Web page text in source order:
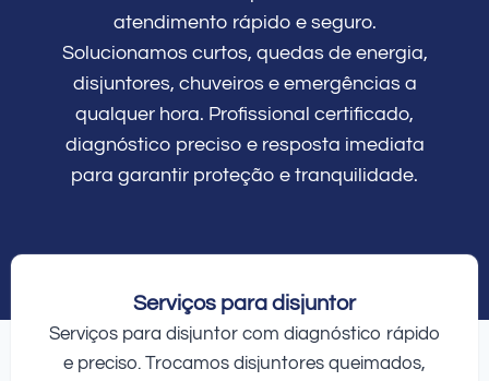
atendimento rápido e seguro.
Solucionamos curtos, quedas de energia,
disjuntores, chuveiros e emergências a
qualquer hora. Profissional certificado,
diagnóstico preciso e resposta imediata
para garantir proteção e tranquilidade.
Serviços para disjuntor
Serviços para disjuntor com diagnóstico rápido
e preciso. Trocamos disjuntores queimados,